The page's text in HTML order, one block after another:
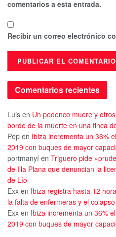
comentarios a esta entrada.
Recibir un correo electrónico
Comentarios recientes
Luis en Un podenco muere y
borde de la muerte en una finca
Pep en Ibiza incrementa un 36%
2019 con buques de mayor
portmanyí en Triguero pide
de Illa Plana que denuncian la
de Lío
Exx en Ibiza registra hasta 12
la falta de enfermeras y el
Exx en Ibiza incrementa un 36%
2019 con buques de mayor